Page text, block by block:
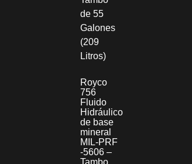
Royco
756
Fluido
Hidráulico
de base
mineral
MIL-PRF
-5606 –
Tambo